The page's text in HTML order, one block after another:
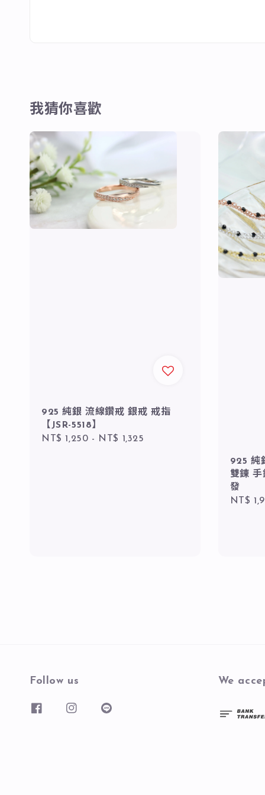
我猜你喜歡
925 純銀 流線鑽戒 銀戒 戒指
【JSR-5518】
Regular
NT$ 1,250 - NT$ 1,325
925 純
雙鍊 手
發
NT$
Follow us We